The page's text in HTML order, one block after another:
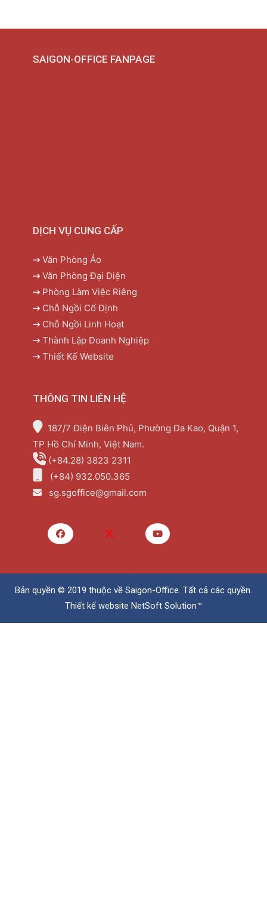
SAIGON-OFFICE FANPAGE
DỊCH VỤ CUNG CẤP
Văn Phòng Ảo
Văn Phòng Đại Diện
Phòng Làm Việc Riêng
Chỗ Ngồi Cố Định
Chỗ Ngồi Linh Hoạt
Thành Lập Doanh Nghiệp
Thiết Kế Website
THÔNG TIN LIÊN HỆ
187/7 Điện Biên Phủ, Phường Đa Kao, Quận 1,
TP Hồ Chí Minh, Việt Nam.
(+84.28) 3823 2311
(+84) 932.050.365
sg.sgoffice@gmail.com
Bản quyền © 2019 thuộc về Saigon-Office. Tất cả các quyền.
Thiết kế website NetSoft Solution™